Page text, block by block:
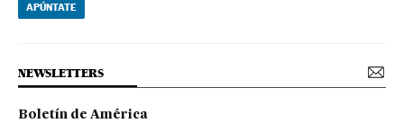
APÚNTATE
NEWSLETTERS
Boletín de América